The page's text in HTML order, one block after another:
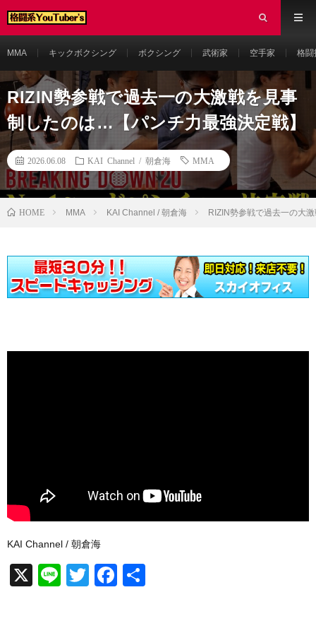
MMA キックボクシング ボクシング 武術家 空手家 格闘
RIZIN勢参戦で過去一の大激戦を見事
制したのは…【パンチ力最強決定戦】
2026.06.08 KAI Channel / 朝倉海 MMA
HOME MMA KAI Channel / 朝倉海 RIZIN勢参戦で過去一の大
KAI Channel / 朝倉海
X
Li
T
F